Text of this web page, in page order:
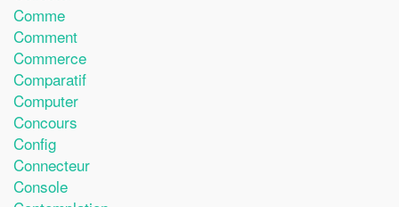
Comme
Comment
Commerce
Comparatif
Computer
Concours
Config
Connecteur
Console